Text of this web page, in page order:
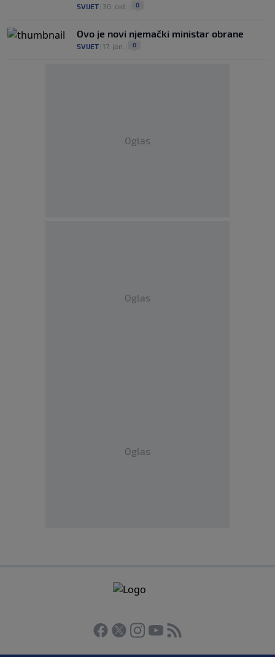
SVIJET 30. okt. 0
Ovo je novi njemački ministar obrane
SVIJET 17. jan. 0
Oglas
Oglas
Oglas